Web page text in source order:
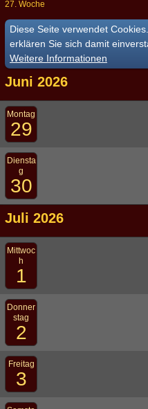
27. Woche
Diese Seite verwendet
erklären Sie sich damit
Weitere Informationen
Juni 2026
Montag
29
Diensta
g
30
Juli 2026
Mittwoc
h
1
Donner
stag
2
Freitag
3